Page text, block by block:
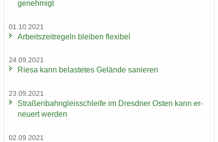
ge­neh­migt
01.10.2021
Ar­beits­zeit­re­geln blei­ben fle­xi­bel
24.09.2021
Riesa kann be­las­te­tes Ge­län­de sa­nie­ren
23.09.2021
Stra­ßen­bahn­gleis­schlei­fe im Dresd­ner Osten kann er­
neu­ert wer­den
02.09.2021